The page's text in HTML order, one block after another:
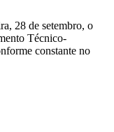
28 de setembro, o
Técnico-
constante no